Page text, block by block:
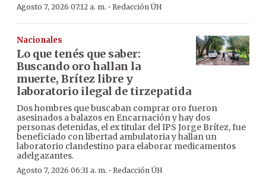
Agosto 7, 2026 07:12 a. m. · Redacción ÚH
Nacionales
Lo que tenés que saber:
Buscando oro hallan la
muerte, Brítez libre y
laboratorio ilegal de tirzepatida
Dos hombres que buscaban comprar oro fueron
asesinados a balazos en Encarnación y hay dos
personas detenidas, el ex titular del IPS Jorge Brítez, fue
beneficiado con libertad ambulatoria y hallan un
laboratorio clandestino para elaborar medicamentos
adelgazantes.
Agosto 7, 2026 06:31 a. m. · Redacción ÚH